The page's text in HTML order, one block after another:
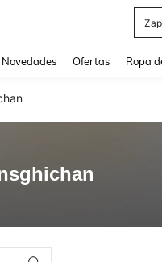
Novedades Ofertas Ropa